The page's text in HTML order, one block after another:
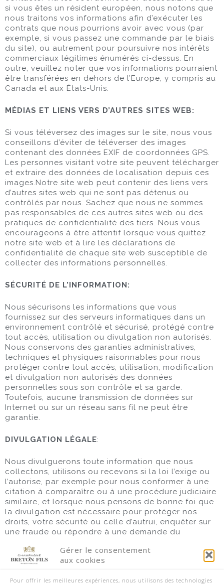
Gérer le consentement
aux cookies
Pour offrir les meilleures expériences, nous utilisons des technologies
si vous êtes un résident européen, nous notons que
nous traitons vos informations afin d’exécuter les
contrats que nous pourrions avoir avec vous (par
exemple, si vous passez une commande par le biais
du site), ou autrement pour poursuivre nos intérêts
commerciaux légitimes énumérés ci-dessus. En
outre, veuillez noter que vos informations pourraient
être transférées en dehors de l’Europe, y compris au
Canada et aux États-Unis.
MÉDIAS ET LIENS VERS D’AUTRES SITES WEB:
Si vous téléversez des images sur le site, nous vous
conseillons d’éviter de téléverser des images
contenant des données EXIF de coordonnées GPS.
Les personnes visitant votre site peuvent télécharger
et extraire des données de localisation depuis ces
images.Notre site web peut contenir des liens vers
d’autres sites web qui ne sont pas détenus ou
contrôlés par nous. Sachez que nous ne sommes
pas responsables de ces autres sites web ou des
pratiques de confidentialité des tiers. Nous vous
encourageons à être attentif lorsque vous quittez
notre site web et à lire les déclarations de
confidentialité de chaque site web susceptible de
collecter des informations personnelles.
SÉCURITÉ DE L’INFORMATION:
Nous sécurisons les informations que vous
fournissez sur des serveurs informatiques dans un
environnement contrôlé et sécurisé, protégé contre
tout accès, utilisation ou divulgation non autorisés.
Nous conservons des garanties administratives,
techniques et physiques raisonnables pour nous
protéger contre tout accès, utilisation, modification
et divulgation non autorisés des données
personnelles sous son contrôle et sa garde.
Toutefois, aucune transmission de données sur
Internet ou sur un réseau sans fil ne peut être
garantie.
DIVULGATION LÉGALE:
Nous divulguerons toute information que nous
collectons, utilisons ou recevons si la loi l’exige ou
l’autorise, par exemple pour nous conformer à une
citation à comparaître ou à une procédure judiciaire
similaire, et lorsque nous pensons de bonne foi que
la divulgation est nécessaire pour protéger nos
droits, votre sécurité ou celle d’autrui, enquêter sur
une fraude ou répondre à une demande du
INFORMATIONS DE CONTACT: